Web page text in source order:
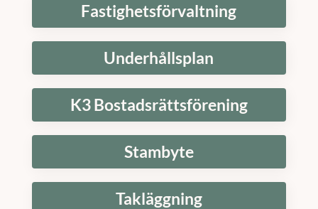
Fastighetsförvaltning
Underhållsplan
K3 Bostadsrättsförening
Stambyte
Takläggning